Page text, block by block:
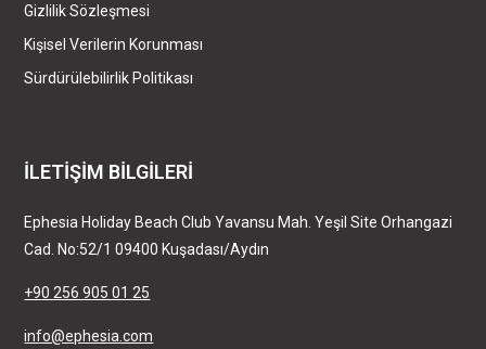
Gizlilik Sözleşmesi
Kişisel Verilerin Korunması
Sürdürülebilirlik Politikası
İLETİŞİM BİLGİLERİ
Ephesia Holiday Beach Club Yavansu Mah. Yeşil Site Orhangazi
Cad. No:52/1 09400 Kuşadası/Aydın
+90 256 905 01 25
info@ephesia.com